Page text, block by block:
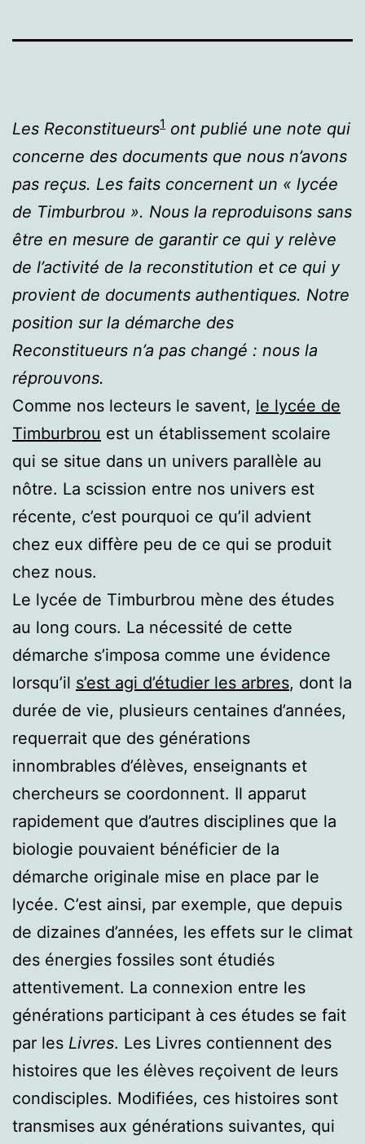
Les Reconstitueurs1 ont publié une note qui
concerne des documents que nous n’avons
pas reçus. Les faits concernent un « lycée
de Timburbrou ». Nous la reproduisons sans
être en mesure de garantir ce qui y relève
de l’activité de la reconstitution et ce qui y
provient de documents authentiques. Notre
position sur la démarche des
Reconstitueurs n’a pas changé : nous la
réprouvons.
Comme nos lecteurs le savent, le lycée de
Timburbrou est un établissement scolaire
qui se situe dans un univers parallèle au
nôtre. La scission entre nos univers est
récente, c’est pourquoi ce qu’il advient
chez eux diffère peu de ce qui se produit
chez nous.
Le lycée de Timburbrou mène des études
au long cours. La nécessité de cette
démarche s’imposa comme une évidence
lorsqu’il s’est agi d’étudier les arbres, dont la
durée de vie, plusieurs centaines d’années,
requerrait que des générations
innombrables d’élèves, enseignants et
chercheurs se coordonnent. Il apparut
rapidement que d’autres disciplines que la
biologie pouvaient bénéficier de la
démarche originale mise en place par le
lycée. C’est ainsi, par exemple, que depuis
de dizaines d’années, les effets sur le climat
des énergies fossiles sont étudiés
attentivement. La connexion entre les
générations participant à ces études se fait
par les Livres. Les Livres contiennent des
histoires que les élèves reçoivent de leurs
condisciples. Modifiées, ces histoires sont
transmises aux générations suivantes, qui